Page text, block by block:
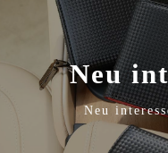
Neu
Neu